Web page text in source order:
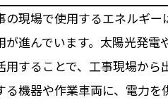
の現場で使用するエネルギ
が進んでいます。太陽光発
用することで、工事現場から
る機器や作業車両に、電力